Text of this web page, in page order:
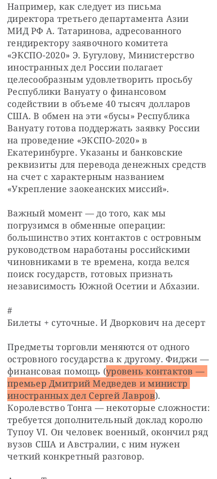
Например, как следует из письма
директора третьего департамента Азии
МИД РФ А. Татаринова, адресованного
гендиректору заявочного комитета
«ЭКСПО-2020» Э. Бугулову, Министерство
иностранных дел России полагает
целесообразным удовлетворить просьбу
Республики Вануату о финансовом
содействии в объеме 40 тысяч долларов
США. В обмен на эти «бусы» Республика
Вануату готова поддержать заявку России
на проведение «ЭКСПО-2020» в
Екатеринбурге. Указаны и банковские
реквизиты для перевода денежных средств
на счет с характерным названием
«Укрепление заокеанских миссий».
Важный момент — до того, как мы
погрузимся в обменные операции:
большинство этих контактов с островным
руководством наработаны российскими
чиновниками в те времена, когда велся
поиск государств, готовых признать
независимость Южной Осетии и Абхазии.
#
Билеты + суточные. И Дворкович на десерт
Предметы торговли меняются от одного
островного государства к другому. Фиджи —
финансовая помощь (уровень контактов —
премьер Дмитрий Медведев и министр
иностранных дел Сергей Лавров).
Королевство Тонга — некоторые сложности:
требуется дополнительный доклад королю
Тупоу VI. Он человек военный, окончил ряд
вузов США и Австралии, с ним нужен
четкий конкретный разговор.